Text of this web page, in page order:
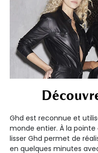
Ghd est reconnue et
monde entier. À la
lisser Ghd permet de
en quelques minutes